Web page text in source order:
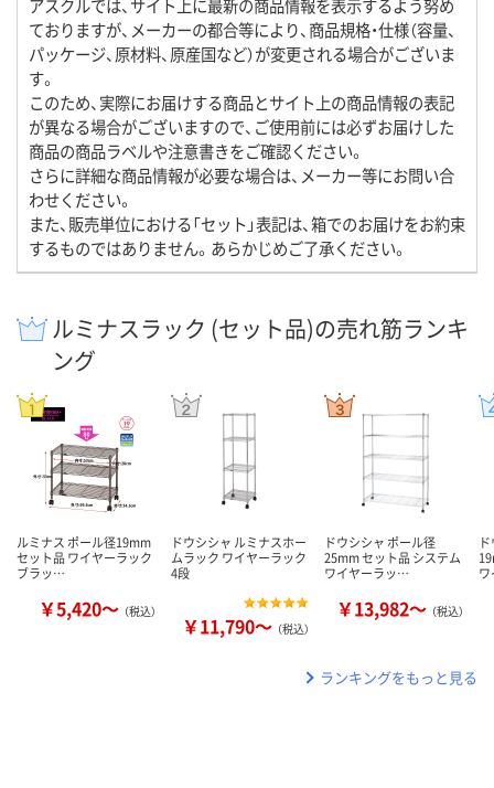
アスクルでは、サイト上に最新の商品情報を表示するよう努め
ておりますが、メーカーの都合等により、商品規格・仕様（容量、
パッケージ、原材料、原産国など）が変更される場合がございま
す。
このため、実際にお届けする商品とサイト上の商品情報の表記
が異なる場合がございますので、ご使用前には必ずお届けした
商品の商品ラベルや注意書きをご確認ください。
さらに詳細な商品情報が必要な場合は、メーカー等にお問い合
わせください。
また、販売単位における「セット」表記は、箱でのお届けをお約束
するものではありません。あらかじめご了承ください。
ルミナスラック (セット品)の売れ筋ランキ
ング
ルミナス ポール径19mm
セット品 ワイヤーラック
ブラッ…
￥5,420～ （税込）
ドウシシャ ルミナスホー
ムラック ワイヤーラック
4段
￥11,790～ （税込）
ドウシシャ ポール径
25mm セット品 システム
ワイヤーラッ…
￥13,982～ （税込）
ランキングをもっと見る